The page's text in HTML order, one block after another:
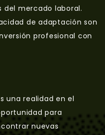
del mercado laboral.
de adaptación son
profesional con
una realidad en el
para
nuevas